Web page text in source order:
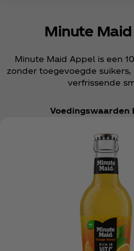
Minute
Minute Maid Appel is een
zonder toegevoegde
verfrissende
Voedingswaarden